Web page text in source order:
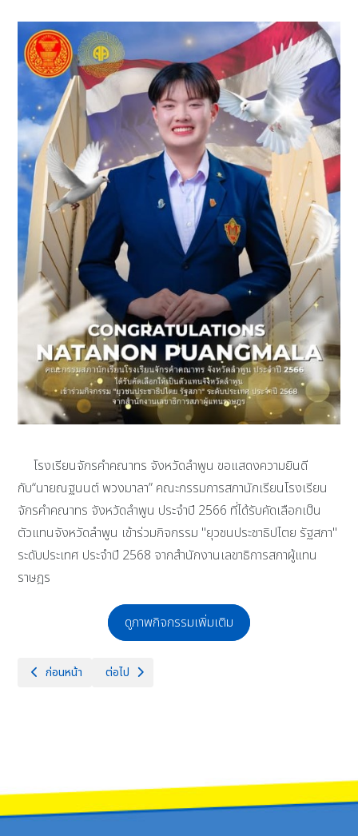
โรงเรียนจักรคำคณาทร จังหวัดลำพูน ขอแสดงความยินดี
กับ“นายณฐนนต์ พวงมาลา” คณะกรรมการสภานักเรียนโรงเรียน
จักรคำคณาทร จังหวัดลำพูน ประจำปี 2566 ที่ได้รับคัดเลือกเป็น
ตัวแทนจังหวัดลำพูน เข้าร่วมกิจกรรม "ยุวชนประชาธิปไตย รัฐสภา"
ระดับประเทศ ประจำปี 2568 จากสำนักงานเลขาธิการสภาผู้แทน
ราษฎร
ดูภาพกิจกรรมเพิ่มเติม
เนื้อหาก่อนหน้า: โรงเรียนจักรคำคณาทร จังหวัดลำพูนขอแสดงความยินดีกั
ก่อนหน้า เนื้อหาถัดไป: วันที่ 2 เมษายน 2568 นายธำรงค์ หน่อเรือ
ต่อไป